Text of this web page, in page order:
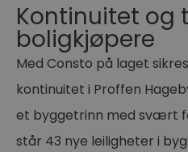
Kontinuitet og
boligkjøpere
Med Consto på laget
kontinuitet i Proffen
et byggetrinn med svært
står 43 nye leiligheter i